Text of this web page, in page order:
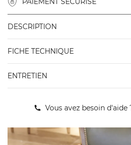
DESCRIPTION
FICHE TECHNIQUE
ENTRETIEN
Vous avez besoin d'aide